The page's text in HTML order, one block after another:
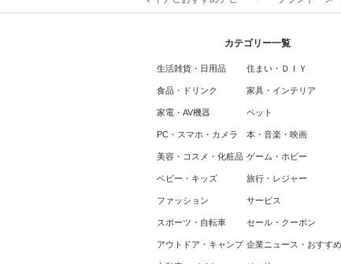
カテゴリー一覧
生活雑貨・日用品
食品・ドリンク
家電・AV機器
PC・スマホ・カメラ
美容・コスメ・化粧品
ベビー・キッズ
ファッション
スポーツ・自転車
アウトドア・キャンプ
住まい・ＤＩＹ
家具・インテリア
ペット
本・音楽・映画
ゲーム・ホビー
旅行・レジャー
サービス
セール・クーポン
企業ニュース・おすす